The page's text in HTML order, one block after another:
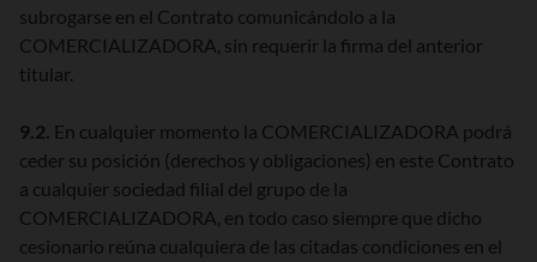
subrogarse en el Contrato comunicándolo a la
COMERCIALIZADORA, sin requerir la firma del anterior
titular.
9.2. En cualquier momento la COMERCIALIZADORA podrá
ceder su posición (derechos y obligaciones) en este Contrato
a cualquier sociedad filial del grupo de la
COMERCIALIZADORA, en todo caso siempre que dicho
cesionario reúna cualquiera de las citadas condiciones en el